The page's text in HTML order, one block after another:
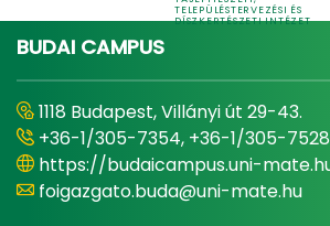
TELEPÜLÉSTERVEZÉSI ÉS
DÍSZKERTÉSZETI INTÉZET
BUDAI CAMPUS
1118 Budapest, Villányi út 29-43.
+36-1/305-7354, +36-1/305-7528
https://budaicampus.uni-
foigazgato.buda@uni-mate.hu